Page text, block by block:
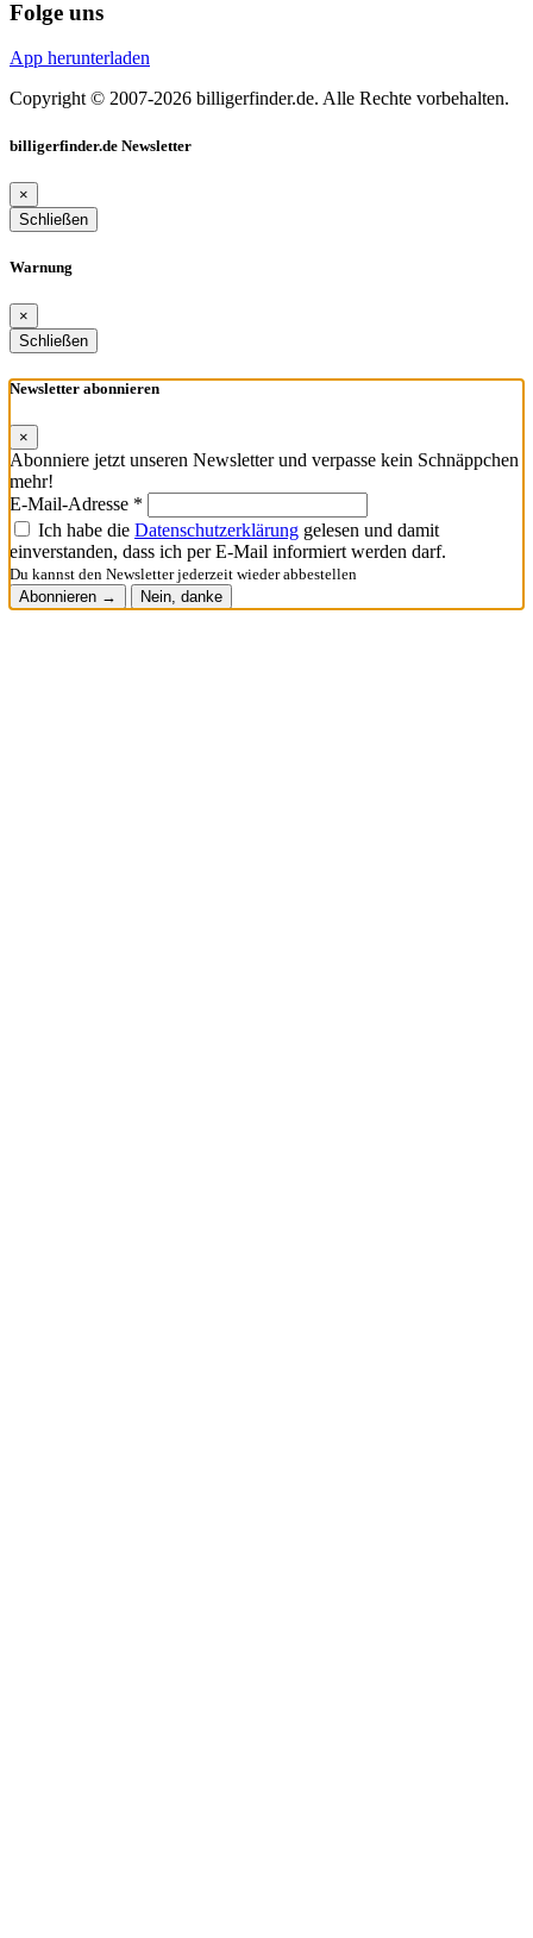
Folge uns
App herunterladen
Copyright © 2007-2026 billigerfinder.de. Alle Rechte vorbehalten.
billigerfinder.de Newsletter
×
Schließen
Warnung
×
Schließen
Newsletter abonnieren
×
Abonniere jetzt unseren Newsletter und verpasse kein Schnäppchen
mehr!
E-Mail-Adresse *
Ich habe die Datenschutzerklärung gelesen und damit
einverstanden, dass ich per E-Mail informiert werden darf.
Du kannst den Newsletter jederzeit wieder abbestellen
Abonnieren →
Nein, danke